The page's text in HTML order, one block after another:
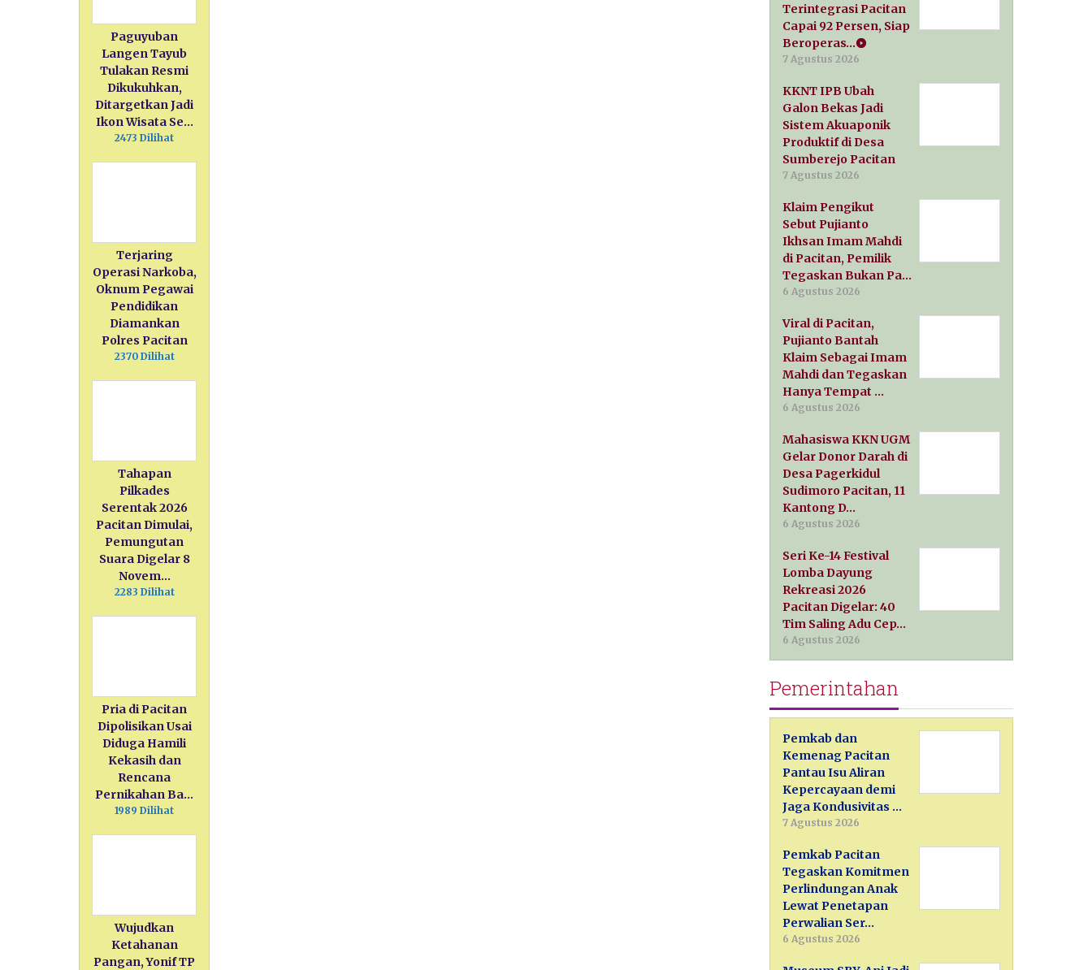
Paguyuban
Langen Tayub
Tulakan Resmi
Dikukuhkan,
Ditargetkan Jadi
Ikon Wisata Se…
2473 Dilihat
Terjaring
Operasi Narkoba,
Oknum Pegawai
Pendidikan
Diamankan
Polres Pacitan
2370 Dilihat
Tahapan
Pilkades
Serentak 2026
Pacitan Dimulai,
Pemungutan
Suara Digelar 8
Novem…
2283 Dilihat
Pria di Pacitan
Dipolisikan Usai
Diduga Hamili
Kekasih dan
Rencana
Pernikahan Ba…
1989 Dilihat
Wujudkan
Ketahanan
Pangan, Yonif TP
Terintegrasi Pacitan
Capai 92 Persen, Siap
Beroperas…
7 Agustus 2026
KKNT IPB Ubah
Galon Bekas Jadi
Sistem Akuaponik
Produktif di Desa
Sumberejo Pacitan
7 Agustus 2026
Klaim Pengikut
Sebut Pujianto
Ikhsan Imam Mahdi
di Pacitan, Pemilik
Tegaskan Bukan Pa…
6 Agustus 2026
Viral di Pacitan,
Pujianto Bantah
Klaim Sebagai Imam
Mahdi dan Tegaskan
Hanya Tempat …
6 Agustus 2026
Mahasiswa KKN UGM
Gelar Donor Darah di
Desa Pagerkidul
Sudimoro Pacitan, 11
Kantong D…
6 Agustus 2026
Seri Ke-14 Festival
Lomba Dayung
Rekreasi 2026
Pacitan Digelar: 40
Tim Saling Adu Cep…
6 Agustus 2026
Pemerintahan
Pemkab dan
Kemenag Pacitan
Pantau Isu Aliran
Kepercayaan demi
Jaga Kondusivitas …
7 Agustus 2026
Pemkab Pacitan
Tegaskan Komitmen
Perlindungan Anak
Lewat Penetapan
Perwalian Ser…
6 Agustus 2026